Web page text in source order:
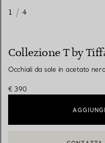
1 / 4
Collezione T by
Occhiali da sole in acetato
€ 390
CONTATTA